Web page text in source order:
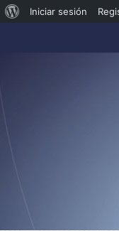
Iniciar sesión